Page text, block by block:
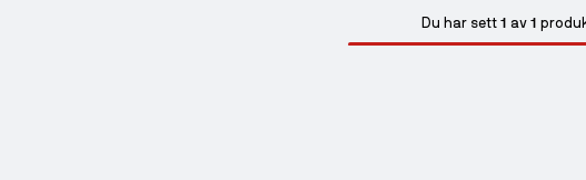
Du har sett 1 av 1